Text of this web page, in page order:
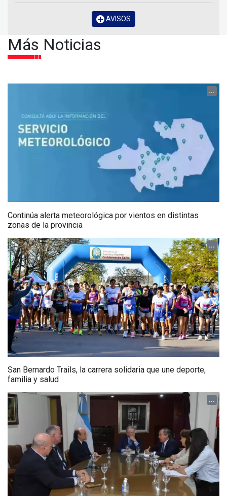
AVISOS
Más Noticias
...
Continúa alerta meteorológica por vientos en distintas
zonas de la provincia
...
San Bernardo Trails, la carrera solidaria que une deporte,
familia y salud
...